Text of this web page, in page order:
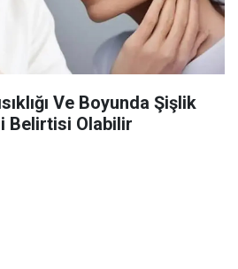
Ve Boyunda Şişlik
Belirtisi Olabilir